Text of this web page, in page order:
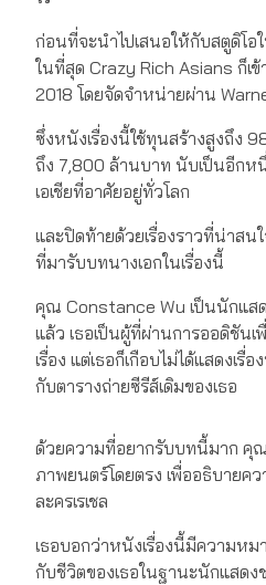
ก่อนที่จะนำไปเสนอให้กับสตูดิโ
ในที่สุด Crazy Rich Asians ก็เ
2018 โดยจัดจำหน่ายผ่าน
ซึ่งหนังเรื่องนี้ใช้ทุนสร้างสูงถึง
ถึง 7,800 ล้านบาท นับเป็นอีกห
เอเชียที่อาศัยอยู่ทั่วโลก
และปิดท้ายด้วยเรื่องราวที่น่าส
ที่มารับบทนางเอกในเรื่องนี้
คุณ Constance Wu เป็นนักแส
แล้ว เธอเป็นผู้ที่ผ่านการออดิชันเ
เรื่อง แต่เธอก็เกือบไม่ได้แสดงเรื่
กับตารางถ่ายซีรีส์เดิมของเธอ
ด้วยความที่อยากรับบทนี้มาก คุ
ภาพยนตร์โดยตรง เพื่ออธิบายค
ละครเรเชล
เธอบอกว่าหนังเรื่องนี้มีความหม
กับชีวิตของเธอในฐานะนักแสดง